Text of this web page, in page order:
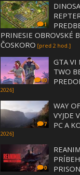
1
PRINESIE OBROVSKÉ
ČOSKORO [pred 2 hod.]
40
GTA VI
TWO
2026]
7
WAY
VYJDE
PC A
2026]
0